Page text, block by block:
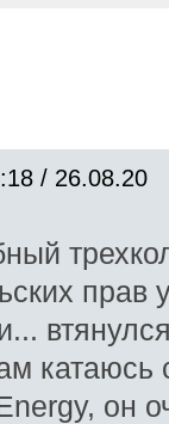
/ 26.08.20
катаюсь
он